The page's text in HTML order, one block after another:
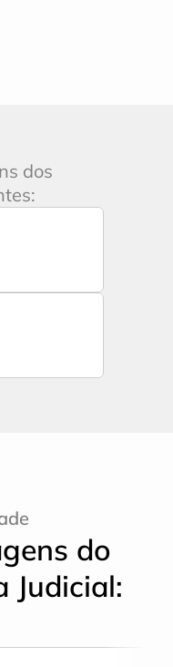
dos
do
Judicial: